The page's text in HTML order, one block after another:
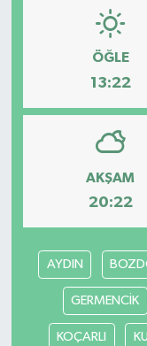
ÖĞLE
13:22
AKŞAM
20:22
AYDIN
GERMENCİK
KOÇARLI